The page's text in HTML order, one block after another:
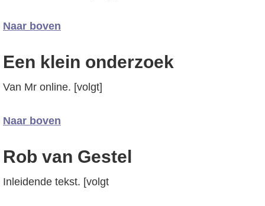
Naar boven
Een klein onderzoek
Van Mr online. [volgt]
Naar boven
Rob van Gestel
Inleidende tekst. [volgt